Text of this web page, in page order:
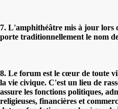
7. L'amphithéâtre mis à jour lors
porte traditionnellement le nom
8. Le forum est le cœur de toute
la vie civique. C'est un lieu de
assure les fonctions politiques,
religieuses, financières et